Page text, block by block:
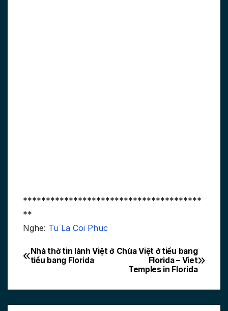
***************************************
**
Nghe: Tu La Coi Phuc
Post
Chùa Việt ở tiểu bang
Florida – Viet
Temples in Florida
Nhà thờ tin lành Việt ở
tiểu bang Florida